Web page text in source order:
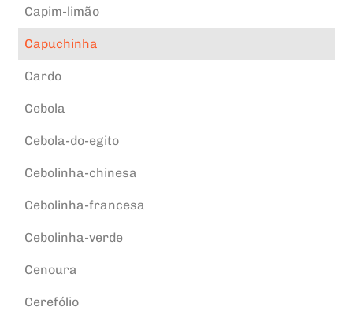
Capim-limão
Capuchinha
Cardo
Cebola
Cebola-do-egito
Cebolinha-chinesa
Cebolinha-francesa
Cebolinha-verde
Cenoura
Cerefólio